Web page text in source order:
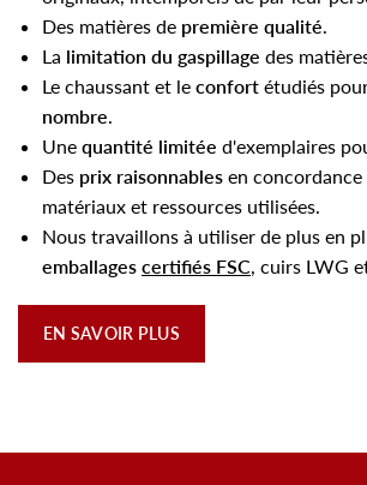
Des matières de première qualité.
La limitation du gaspillage des
Le chaussant et le confort étudiés
nombre.
Une quantité limitée d'exemplaires
Des prix raisonnables en concordance
matériaux et ressources utilisées.
Nous travaillons à utiliser de plus en
emballages certifiés FSC, cuirs LWG
EN SAVOIR PLUS